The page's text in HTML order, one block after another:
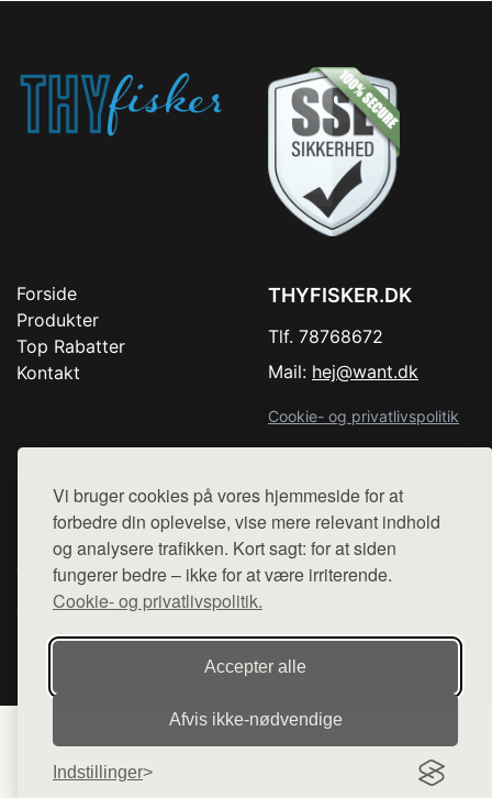
Vi bruger cookies på vores hjemmeside for at
forbedre din oplevelse, vise mere relevant indhold
og analysere trafikken. Kort sagt: for at siden
fungerer bedre – ikke for at være irriterende.
Cookie- og privatlivspolitik.
Accepter alle
Afvis ikke‑nødvendige
Indstillinger
Forside
Produkter
Top Rabatter
Kontakt
THYFISKER.DK
Tlf. 78768672
Mail: hej@want.dk
Cookie- og privatlivspolitik
Denne side er en del af want.dk, der udgiver en række
hjemmesider med præsentation af forskellige produkter fra
diverse webshops. Der sælges ikke varer fra denne side - vi
henviser til de shops, som sælger varen. Vi har heller ikke
varerne på lager.
© 2026 thyfisker.dk. Alle rettigheder forbeholdes.